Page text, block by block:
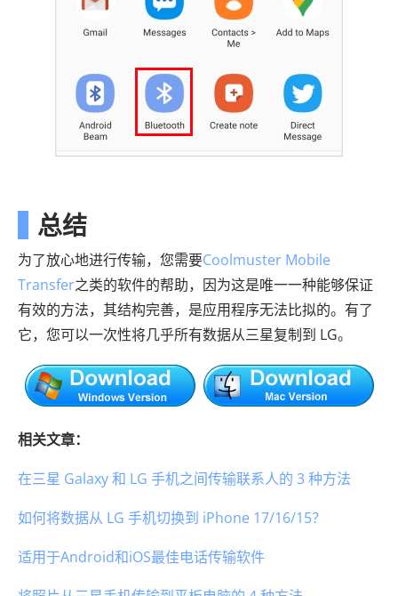
总结
为了放心地进行传输，您需要Coolmuster Mobile
Transfer之类的软件的帮助，因为这是唯一一种能够保证
有效的方法，其结构完善，是应用程序无法比拟的。有了
它，您可以一次性将几乎所有数据从三星复制到 LG。
相关文章：
在三星 Galaxy 和 LG 手机之间传输联系人的 3 种方法
如何将数据从 LG 手机切换到 iPhone 17/16/15？
适用于Android和iOS最佳电话传输软件